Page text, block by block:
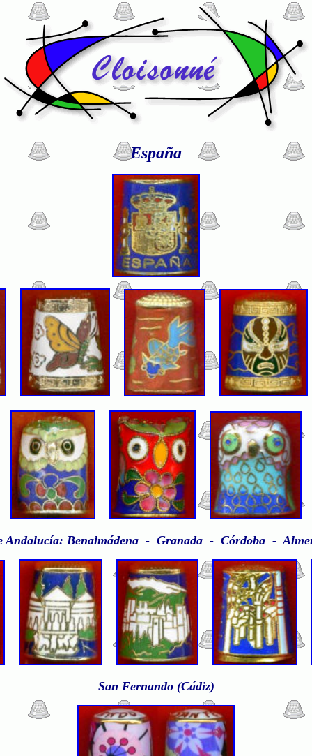
España
Andalucía: Benalmádena - Granada - Córdoba -
San Fernando (Cádiz)